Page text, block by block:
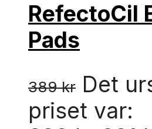
RefectoCil
Pads
389kr Det
priset var: